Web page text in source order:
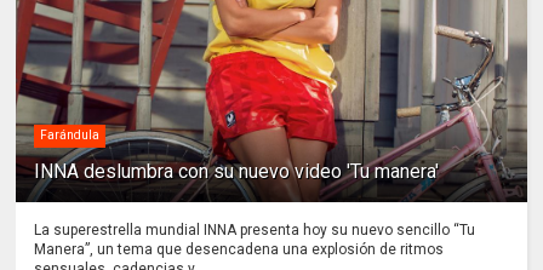
Farándula
INNA deslumbra con su nuevo video 'Tu manera'
La superestrella mundial INNA presenta hoy su nuevo sencillo “Tu
Manera”, un tema que desencadena una explosión de ritmos